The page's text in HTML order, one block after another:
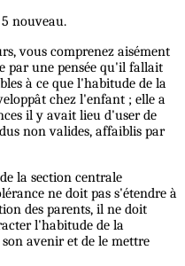
nouveau.
vous comprenez aisément
par une pensée qu'il fallait
à ce que l'habitude de la
chez l'enfant ; elle a
il y avait lieu d'user de
non valides, affaiblis par
la section centrale
ne doit pas s'étendre à
des parents, il ne doit
l'habitude de la
avenir et de le mettre